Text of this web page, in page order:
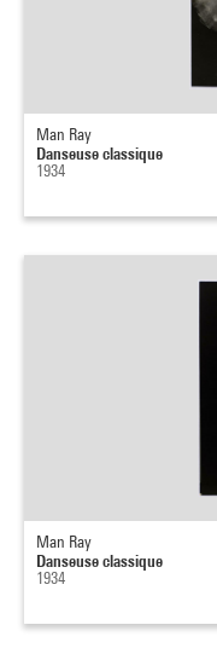
Man Ray
Danseuse classique
1934
Man Ray
Danseuse classique
1934